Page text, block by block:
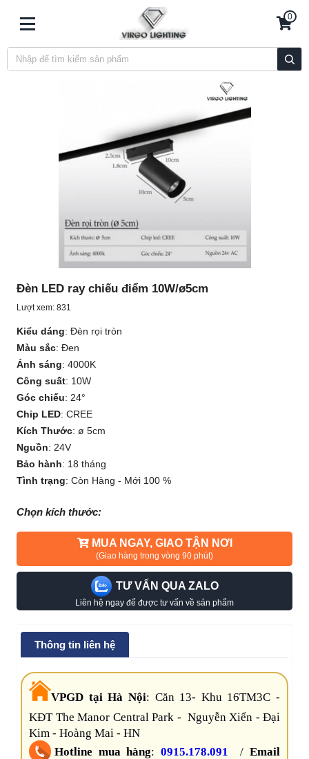
0
Đèn LED ray chiếu điểm 10W/ø5cm
Lượt xem: 831
Kiểu dáng: Đèn rọi tròn
Màu sắc: Đen
Ánh sáng: 4000K
Công suất: 10W
Góc chiếu: 24°
Chip LED: CREE
Kích Thước: ø 5cm
Nguồn: 24V
Bảo hành: 18 tháng
Tình trạng: Còn Hàng - Mới 100 %
Chọn kích thước:
MUA NGAY, GIAO TẬN NƠI
(Giao hàng trong vòng 90 phút)
TƯ VẤN QUA ZALO
Liên hệ ngay để được tư vấn về sản phẩm
Thông tin liên hệ
VPGD tại Hà Nội: Căn 13- Khu 16TM3C -
KĐT The Manor Central Park - Nguyễn Xiển - Đại
Kim - Hoàng Mai - HN
Hotline mua hàng:0915.178.091 /Email